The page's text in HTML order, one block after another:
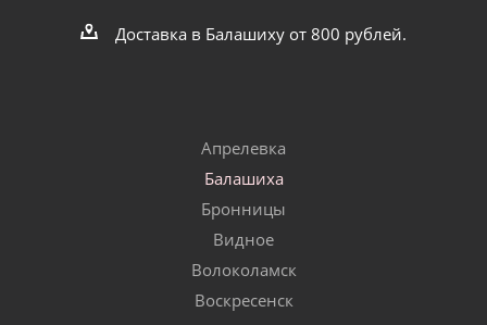
Доставка в Балашиху от 800 рублей.
Апрелевка
Балашиха
Бронницы
Видное
Волоколамск
Воскресенск